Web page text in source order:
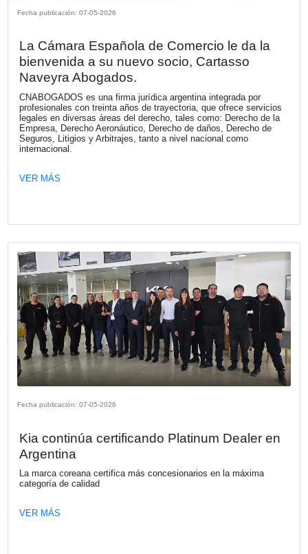
Webinar "De la Promesa al Impacto:
hacer que la IA funcione en la
Los invitamos a participar del Webinar organizado por
Argentina sobre a la adopción de inteligencia artificial
empresas a realizarse el jueves 4 de junio a las 12:00.